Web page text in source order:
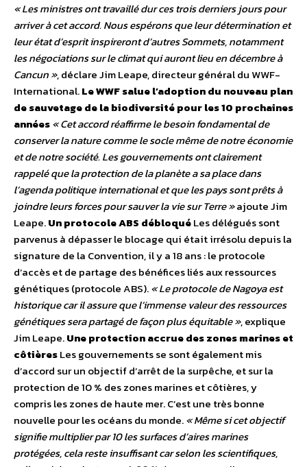
« Les ministres ont travaillé dur ces trois derniers jours pour
arriver à cet accord. Nous espérons que leur détermination et
leur état d’esprit inspireront d’autres Sommets, notamment
les négociations sur le climat qui auront lieu en décembre à
Cancun », déclare Jim Leape, directeur général du WWF-
International.Le WWF salue l’adoption du nouveau plan
de sauvetage de la biodiversité pour les 10 prochaines
années« Cet accord réaffirme le besoin fondamental de
conserver la nature comme le socle même de notre économie
et de notre société. Les gouvernements ont clairement
rappelé que la protection de la planète a sa place dans
l’agenda politique international et que les pays sont prêts à
joindre leurs forces pour sauver la vie sur Terre »ajoute Jim
Leape.Un protocole ABS débloquéLes délégués sont
parvenus à dépasser le blocage qui était irrésolu depuis la
signature de la Convention, il y a 18 ans : le protocole
d’accès et de partage des bénéfices liés aux ressources
génétiques (protocole ABS).« Le protocole de Nagoya est
historique car il assure que l’immense valeur des ressources
génétiques sera partagé de façon plus équitable », explique
Jim Leape.Une protection accrue des zones marines et
côtièresLes gouvernements se sont également mis
d’accord sur un objectif d’arrêt de la surpêche, et sur la
protection de 10 % des zones marines et côtières, y
compris les zones de haute mer. C’est une très bonne
nouvelle pour les océans du monde.« Même si cet objectif
signifie multiplier par 10 les surfaces d’aires marines
protégées, cela reste insuffisant car selon les scientifiques,